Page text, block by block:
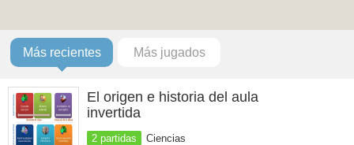
Más recientes Más jugados
El origen e historia del aula
invertida
2 partidas Ciencias